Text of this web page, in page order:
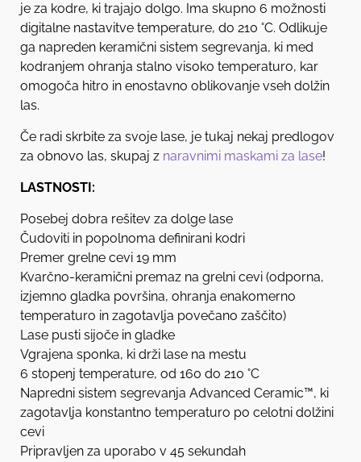
je za kodre, ki trajajo dolgo. Ima skupno 6 možnosti
digitalne nastavitve temperature, do 210 °C. Odlikuje
ga napreden keramični sistem segrevanja, ki med
kodranjem ohranja stalno visoko temperaturo, kar
omogoča hitro in enostavno oblikovanje vseh dolžin
las.
Če radi skrbite za svoje lase, je tukaj nekaj predlogov
za obnovo las, skupaj z naravnimi maskami za lase!
LASTNOSTI:
Posebej dobra rešitev za dolge lase
Čudoviti in popolnoma definirani kodri
Premer grelne cevi 19 mm
Kvarčno-keramični premaz na grelni cevi (odporna,
izjemno gladka površina, ohranja enakomerno
temperaturo in zagotavlja povečano zaščito)
Lase pusti sijoče in gladke
Vgrajena sponka, ki drži lase na mestu
6 stopenj temperature, od 160 do 210 °C
Napredni sistem segrevanja Advanced Ceramic™, ki
zagotavlja konstantno temperaturo po celotni dolžini
cevi
Pripravljen za uporabo v 45 sekundah